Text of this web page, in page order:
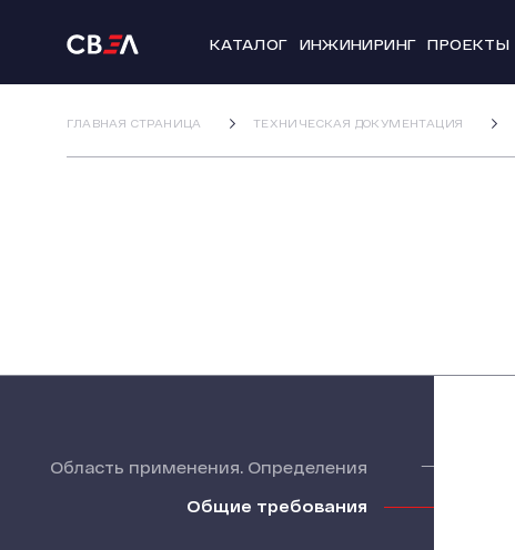
КАТАЛОГ ИНЖИНИРИНГ ПРОЕКТЫ
ГЛАВНАЯ СТРАНИЦА ТЕХНИЧЕСКАЯ ДОКУМЕНТАЦИЯ
Область применения. Определения
Общие требования